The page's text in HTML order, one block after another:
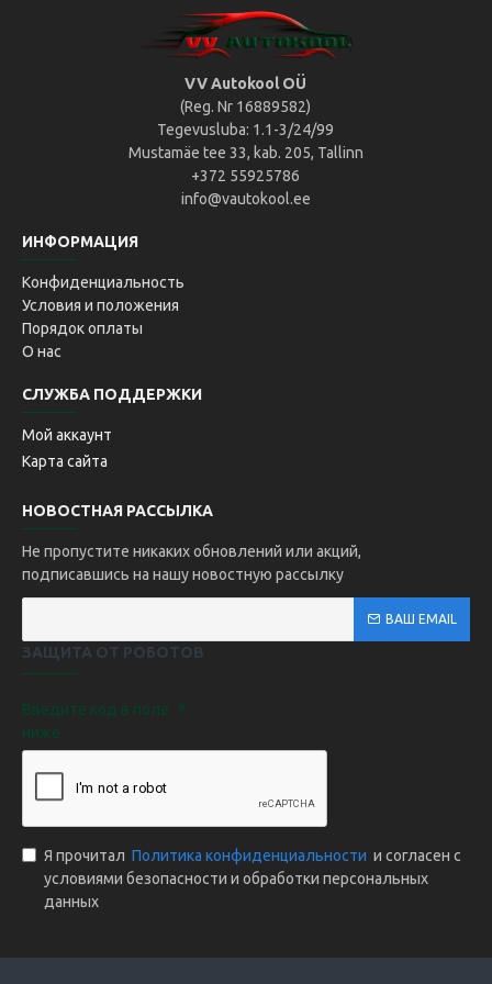
VV Autokool OÜ
(Reg. Nr 16889582)
Tegevusluba: 1.1-3/24/99
Mustamäe tee 33, kab. 205, Tallinn
+372 55925786
info@vautokool.ee
ИНФОРМАЦИЯ
Конфиденциальность
Условия и положения
Порядок оплаты
О нас
СЛУЖБА ПОДДЕРЖКИ
Мой аккаунт
Карта сайта
НОВОСТНАЯ РАССЫЛКА
Не пропустите никаких обновлений или акций,
подписавшись на нашу новостную рассылку
ВАШ EMAIL
ЗАЩИТА ОТ РОБОТОВ
Введите код в поле
ниже
Я прочитал Политика конфиденциальности и согласен с
условиями безопасности и обработки персональных
данных